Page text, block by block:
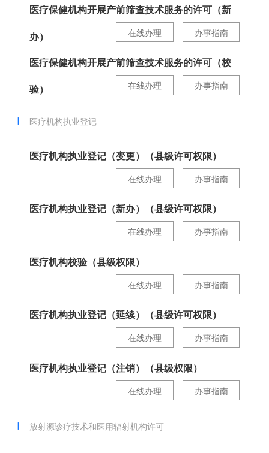
医疗保健机构开展产前筛查技术服务的许可（新
办） 办事指南
在线办理
医疗保健机构开展产前筛查技术服务的许可（校
验） 办事指南
在线办理
医疗机构执业登记
医疗机构执业登记（变更）（县级许可权限）
办事指南
在线办理
医疗机构执业登记（新办）（县级许可权限）
办事指南
在线办理
医疗机构校验（县级权限）
办事指南
在线办理
医疗机构执业登记（延续）（县级许可权限）
办事指南
在线办理
医疗机构执业登记（注销）（县级权限）
办事指南
在线办理
放射源诊疗技术和医用辐射机构许可